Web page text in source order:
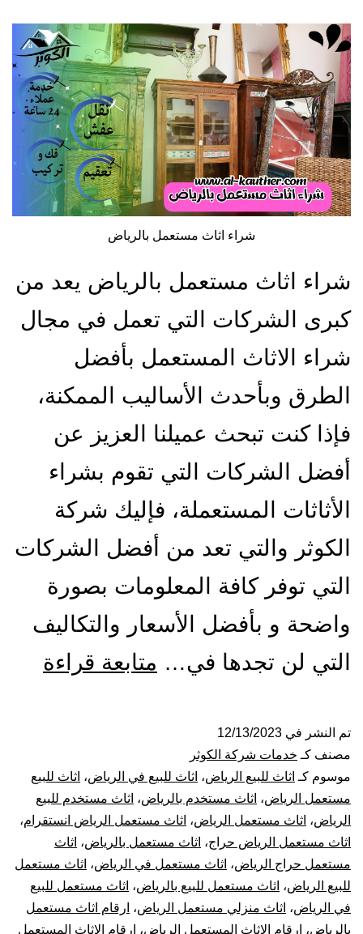
شراء اثاث مستعمل بالرياض
شراء اثاث مستعمل بالرياض يعد من
كبرى الشركات التي تعمل في مجال
شراء الاثاث المستعمل بأفضل
الطرق وبأحدث الأساليب الممكنة،
فإذا كنت تبحث عميلنا العزيز عن
أفضل الشركات التي تقوم بشراء
الأثاثات المستعملة، فإليك شركة
الكوثر والتي تعد من أفضل الشركات
التي توفر كافة المعلومات بصورة
واضحة و بأفضل الأسعار والتكاليف
التي لن تجدها في… متابعة قراءة
تم النشر في 12/13/2023
مصنف كـ خدمات شركة الكوثر
موسوم كـ اثاث للبيع الرياض، اثاث للبيع في الرياض، اثاث للبيع
مستعمل الرياض، اثاث مستخدم بالرياض، اثاث مستخدم للبيع
الرياض، اثاث مستعمل الرياض، اثاث مستعمل الرياض انستقرام،
اثاث مستعمل الرياض حراج، اثاث مستعمل بالرياض، اثاث
مستعمل حراج الرياض، اثاث مستعمل في الرياض، اثاث مستعمل
للبيع الرياض، اثاث مستعمل للبيع بالرياض، اثاث مستعمل للبيع
في الرياض، اثاث منزلي مستعمل الرياض، ارقام اثاث مستعمل
بالرياض، ارقام الاثاث المستعمل الرياض، ارقام الاثاث المستعمل